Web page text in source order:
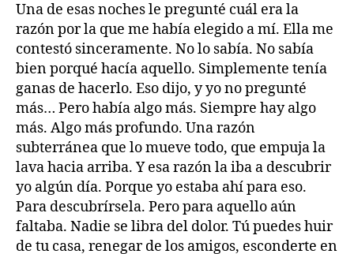
Una de esas noches le pregunté cuál era la
razón por la que me había elegido a mí. Ella me
contestó sinceramente. No lo sabía. No sabía
bien porqué hacía aquello. Simplemente tenía
ganas de hacerlo. Eso dijo, y yo no pregunté
más… Pero había algo más. Siempre hay algo
más. Algo más profundo. Una razón
subterránea que lo mueve todo, que empuja la
lava hacia arriba. Y esa razón la iba a descubrir
yo algún día. Porque yo estaba ahí para eso.
Para descubrírsela. Pero para aquello aún
faltaba. Nadie se libra del dolor. Tú puedes huir
de tu casa, renegar de los amigos, esconderte en